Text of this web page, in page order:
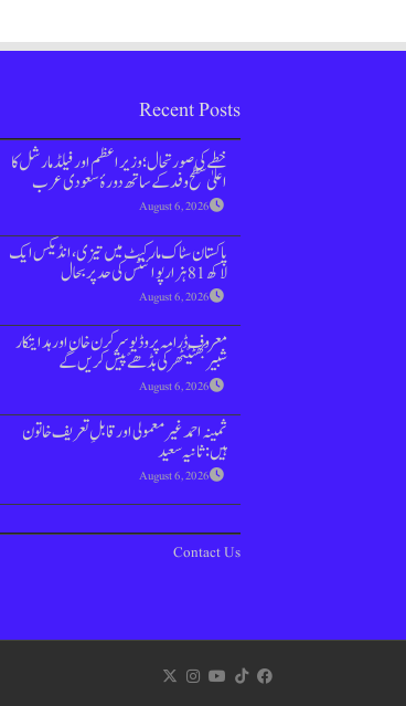
Recent Posts
خطے کی صورتحال؛ وزیراعظم اور فیلڈ مارشل کا
اعلیٰ سطح وفد کے ساتھ دورۂ سعودی عرب
August 6, 2026
پاکستان سٹاک مارکیٹ میں تیزی،انڈیکس ایک
لاکھ 81 ہزار پوائنٹس کی حد پر بحال
August 6, 2026
معروف ڈرامہ پروڈیوسر کرن خان اور ہدایتکار
شبیر بھٹیًٹھرکی بڈھےًپیش کریں گے
August 6, 2026
ثمینہ احمد غیر معمولی اور قابلِ تعریف خاتون
ہیں: ثانیہ سعید
August 6, 2026
Contact Us